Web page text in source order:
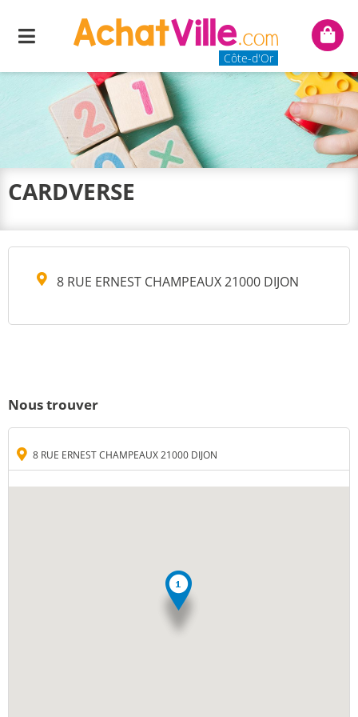
Menu
Côte-d'Or
Mon
CARDVERSE
8 RUE ERNEST CHAMPEAUX 21000 DIJON
Nous trouver
8 RUE ERNEST CHAMPEAUX 21000 DIJON